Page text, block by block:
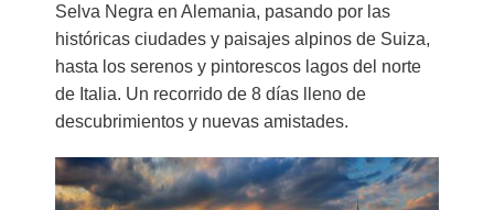
Selva Negra en Alemania, pasando por las
históricas ciudades y paisajes alpinos de Suiza,
hasta los serenos y pintorescos lagos del norte
de Italia. Un recorrido de 8 días lleno de
descubrimientos y nuevas amistades.